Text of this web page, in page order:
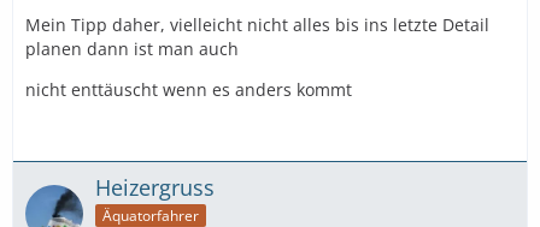
Mein Tipp daher, vielleicht nicht alles bis ins letzte Detail
planen dann ist man auch
nicht enttäuscht wenn es anders kommt
Heizergruss
Äquatorfahrer